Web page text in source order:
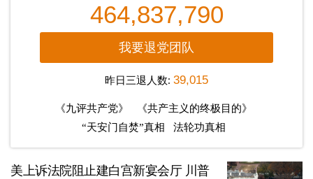
464,837,790
我要退党团队
昨日三退人数: 39,015
《九评共产党》
《共产主义的终极目的》
“天安门自焚”真相
法轮功真相
美上诉法院阻止建白宫新宴会厅 川普